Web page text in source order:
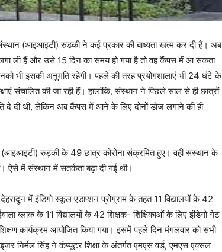
संस्थान (आइआइटी) रुड़की ने कई प्रकार की बाध्यता खत्म कर दी हैं। अब
लगा ली हैं और उसे 15 दिन का समय हो गया है तो वह कैंपस में आ सकता
उनको भी इसकी अनुमति रहेगी। पहले की तरह प्रयोगशालाएं भी 24 घंटे के
संचालित की जा रही हैं। हालांकि, संस्थान ने पिछले साल से ही छात्रों
दे दी थी, लेकिन अब कैंपस में आने के लिए दोनों डोज लगाने की ही
(आइआइटी) रुड़की के 49 छात्र कोरोना संक्रमित हुए। वहीं संस्थान के
ऐसे में संस्थान में सतर्कता बढ़ा दी गई थी।
में इंडिगो स्कूल एडाप्शन प्रोग्राम के तहत 11 विद्यालयों के 42
ब्लाक के 11 विद्यालयों के 42 शिक्षक- शिक्षिकाओं के लिए इंडिगो गेट
कार्यक्रम आयोजित किया गया। इसमें पहले दिन मंगलवार को सभी
निर्मल सिंह ने कंप्यूटर शिक्षा के अंतर्गत एमएस वर्ड, एमएस एक्सल